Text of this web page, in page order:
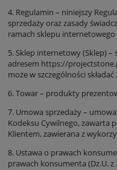
4. Regulamin – niniejszy
sprzedaży oraz zasady
ramach sklepu
5. Sklep internetowy (Sklep)
adresem https://
może w szczególności
6. Towar – produkty
7. Umowa sprzedaży –
Kodeksu Cywilnego, zawarta
Klientem, zawierana z
8. Ustawa o prawach
prawach konsumenta (Dz.U. z